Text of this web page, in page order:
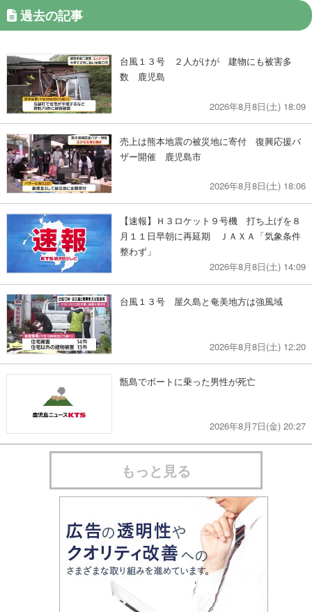
過去の記事
台風１３号 ２人がけが 建物にも被害多
数 鹿児島
2026年8月8日(土) 18:09
売上は熊本地震の被災地に寄付 復興応援バ
ザー開催 鹿児島市
2026年8月8日(土) 18:06
【速報】Ｈ３ロケット９号機 打ち上げを８
月１１日早朝に再延期 ＪＡＸＡ「気象条件
整わず」
2026年8月8日(土) 14:09
台風１３号 屋久島と奄美地方は強風域
2026年8月8日(土) 12:20
甑島でボートに乗った男性が死亡
2026年8月7日(金) 20:27
もっと見る